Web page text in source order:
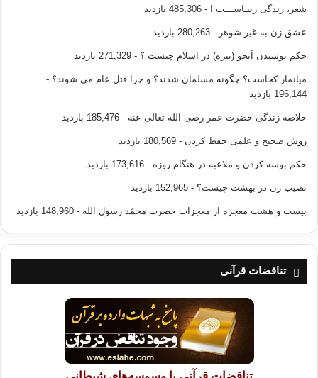
شعر، زندگی زیبـاســـت ! - 485,306 بازدید
عشق زن به غیر شوهر - 280,263 بازدید
حکم نوشیدن آبجو (بیره) در اسلام چیست ؟ - 271,329 بازدید
میانمار کجاست؟ چگونه مسلمان شدند؟ و چرا قتل عام می شوند؟ -
196,144 بازدید
خلاصه زندگی حضرت عمر رضی الله تعالی عنه - 185,476 بازدید
روش صحیح و علمی حفظ کردن - 180,569 بازدید
حکم بوسه کردن و ملاعبه در هنگام روزه - 173,616 بازدید
نصیب زن در بهشت چیست؟ - 152,965 بازدید
بیست و هشت معجزه از معجزات حضرت محمّد رسول الله - 148,960 بازدید
تناقضات قرآنی